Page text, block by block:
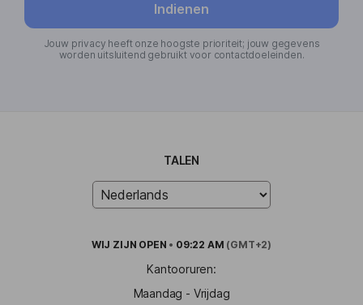
Indienen
Jouw privacy heeft onze hoogste prioriteit; jouw gegevens
worden uitsluitend gebruikt voor contactdoeleinden.
TALEN
WIJ ZIJN OPEN • 09:22 AM (GMT+2)
Kantooruren:
Maandag - Vrijdag